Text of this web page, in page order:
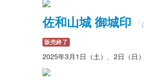
佐和山城 御城印
販売終了
2025年3月1日（土）、2日（日